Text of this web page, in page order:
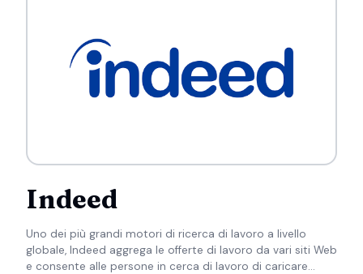
Indeed
Uno dei più grandi motori di ricerca di lavoro a livello
globale, Indeed aggrega le offerte di lavoro da vari siti Web
e consente alle persone in cerca di lavoro di caricare